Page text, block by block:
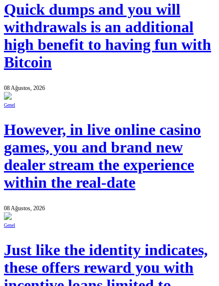
Quick dumps and you will
withdrawals is an additional
high benefit to having fun with
Bitcoin
08 Ağustos, 2026
Genel
However, in live online casino
games, you and brand new
dealer stream the experience
within the real-date
08 Ağustos, 2026
Genel
Just like the identity indicates,
these offers reward you with